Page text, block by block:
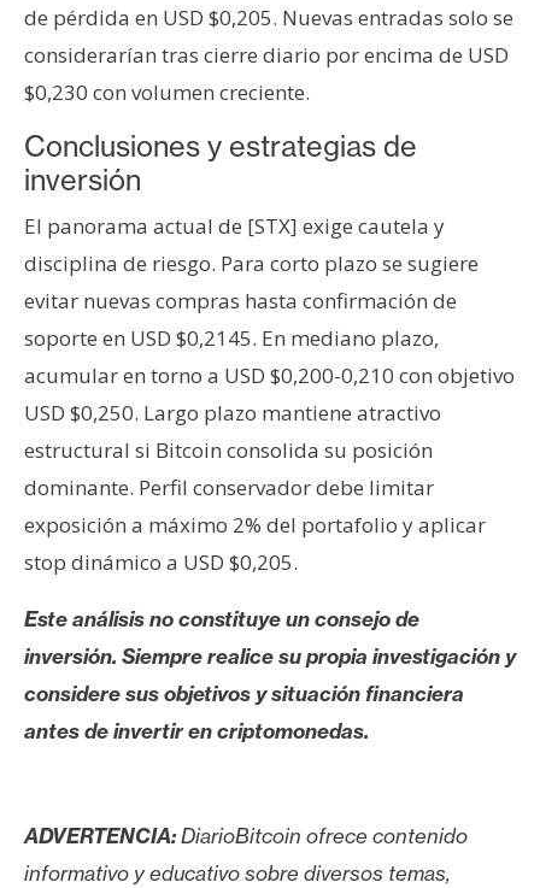
de pérdida en USD $0,205. Nuevas entradas solo se
considerarían tras cierre diario por encima de USD
$0,230 con volumen creciente.
Conclusiones y estrategias de
inversión
El panorama actual de [STX] exige cautela y
disciplina de riesgo. Para corto plazo se sugiere
evitar nuevas compras hasta confirmación de
soporte en USD $0,2145. En mediano plazo,
acumular en torno a USD $0,200-0,210 con objetivo
USD $0,250. Largo plazo mantiene atractivo
estructural si Bitcoin consolida su posición
dominante. Perfil conservador debe limitar
exposición a máximo 2% del portafolio y aplicar
stop dinámico a USD $0,205.
Este análisis no constituye un consejo de
inversión. Siempre realice su propia investigación y
considere sus objetivos y situación financiera
antes de invertir en criptomonedas.
ADVERTENCIA:DiarioBitcoin ofrece contenido
informativo y educativo sobre diversos temas,